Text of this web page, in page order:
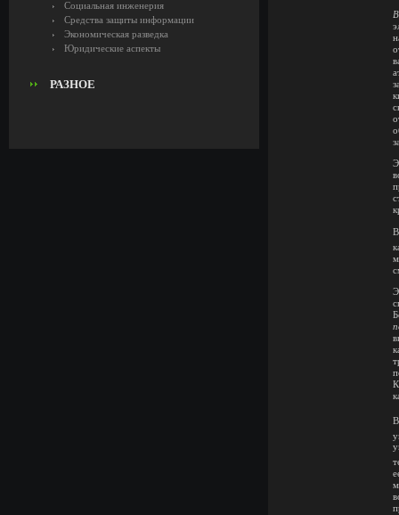
Социальная инженерия
Средства защиты информации
Экономическая разведка
Юридические аспекты
РАЗНОЕ